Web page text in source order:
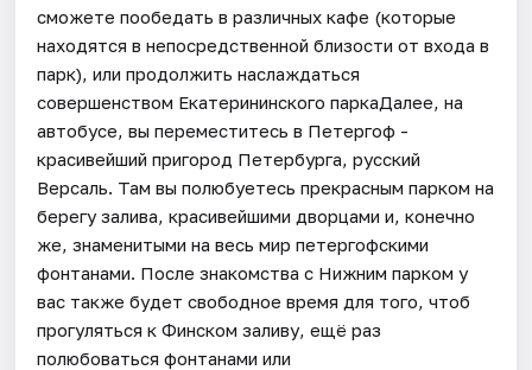
сможете пообедать в различных кафе (которые
находятся в непосредственной близости от входа в
парк), или продолжить наслаждаться
совершенством Екатерининского паркаДалее, на
автобусе, вы переместитесь в Петергоф -
красивейший пригород Петербурга, русский
Версаль. Там вы полюбуетесь прекрасным парком на
берегу залива, красивейшими дворцами и, конечно
же, знаменитыми на весь мир петергофскими
фонтанами. После знакомства с Нижним парком у
вас также будет свободное время для того, чтоб
прогуляться к Финском заливу, ещё раз
полюбоваться фонтанами или